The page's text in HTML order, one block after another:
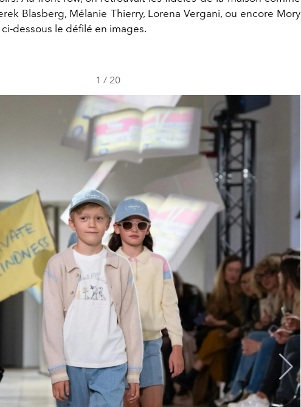
Blasberg, Mélanie Thierry, Lorena Vergani, ou encore Mory
dessous le défilé en images.
1 / 20